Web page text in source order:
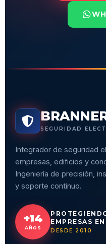
SEGURIDAD
Integrador de seguridad
empresas, edificios y
Ingeniería de precisión,
y soporte continuo.
+14
AÑOS
EMPRESAS
DESDE 2010